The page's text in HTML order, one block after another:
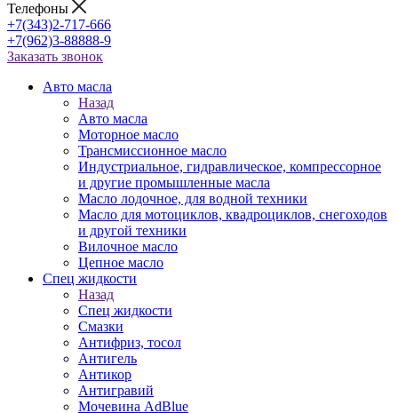
Телефоны
+7(343)2-717-666
+7(962)3-88888-9
Заказать звонок
Авто масла
Назад
Авто масла
Моторное масло
Трансмиссионное масло
Индустриальное, гидравлическое, компрессорное
и другие промышленные масла
Масло лодочное, для водной техники
Масло для мотоциклов, квадроциклов, снегоходов
и другой техники
Вилочное масло
Цепное масло
Спец жидкости
Назад
Спец жидкости
Смазки
Антифриз, тосол
Антигель
Антикор
Антигравий
Мочевина AdBlue